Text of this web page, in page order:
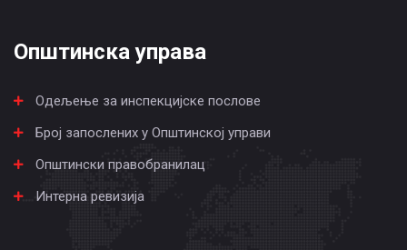
Општинска управа
Одељење за инспекцијске послове
Број запослених у Општинској управи
Општински правобранилац
Интерна ревизија